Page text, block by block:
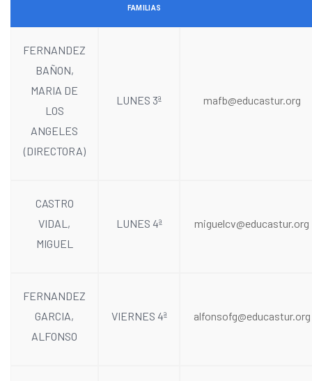
FAMILIAS
FERNANDEZ
BAÑON,
MARIA DE
LOS
ANGELES
(DIRECTORA)
LUNES 3ª mafb@educastur.org
CASTRO
VIDAL,
MIGUEL
LUNES 4ª miguelcv@educastur.org
FERNANDEZ
GARCIA,
ALFONSO
VIERNES 4ª alfonsofg@educastur.org